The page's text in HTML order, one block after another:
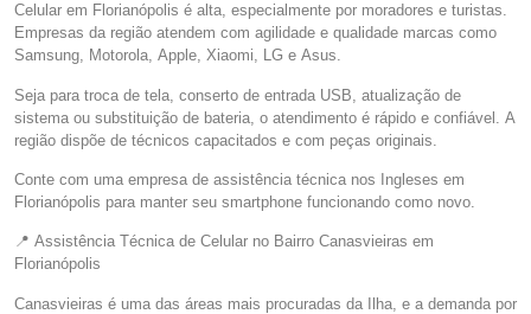
Celular em Florianópolis é alta, especialmente por moradores e turistas.
Empresas da região atendem com agilidade e qualidade marcas como
Samsung, Motorola, Apple, Xiaomi, LG e Asus.
Seja para troca de tela, conserto de entrada USB, atualização de
sistema ou substituição de bateria, o atendimento é rápido e confiável. A
região dispõe de técnicos capacitados e com peças originais.
Conte com uma empresa de assistência técnica nos Ingleses em
Florianópolis para manter seu smartphone funcionando como novo.
📍 Assistência Técnica de Celular no Bairro Canasvieiras em
Florianópolis
Canasvieiras é uma das áreas mais procuradas da Ilha, e a demanda por